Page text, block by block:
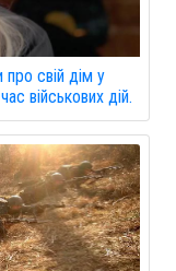
свій дім у
військових дій.